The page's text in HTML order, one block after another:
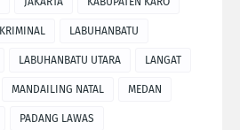
KRIMINAL LABUHANBATU
LABUHANBATU UTARA LANGAT
MANDAILING NATAL MEDAN
PADANG LAWAS